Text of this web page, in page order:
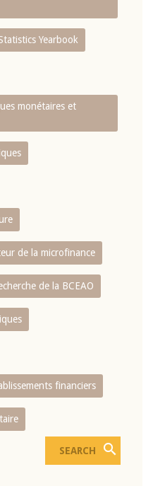
Yearbook
monétaires et
de la microfinance
de la BCEAO
financiers